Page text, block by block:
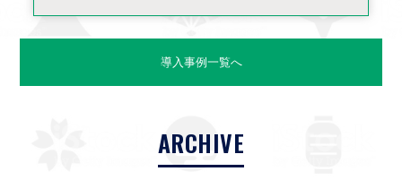
導入事例一覧へ
ARCHIVE